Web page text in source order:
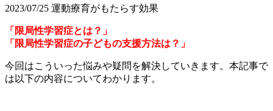
2023/07/25 運動療育がもたらす効果
「限局性学習症とは？」
「限局性学習症の子どもの支援方法は？」
今回はこういった悩みや疑問を解決していきます。本記事で
は以下の内容についてわかります。